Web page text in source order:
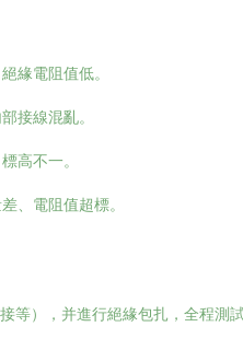
緣電阻值低。
接線混亂。
高不一。
、電阻值超標。
等），并進行絕緣包扎，全程測試